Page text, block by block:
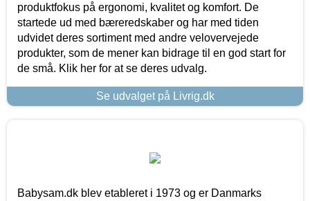
produktfokus på ergonomi, kvalitet og komfort. De
startede ud med bæreredskaber og har med tiden
udvidet deres sortiment med andre velovervejede
produkter, som de mener kan bidrage til en god start for
de små. Klik her for at se deres udvalg.
Se udvalget på Livrig.dk
Babysam.dk blev etableret i 1973 og er Danmarks